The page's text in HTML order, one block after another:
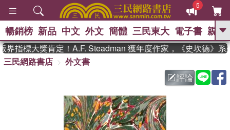
5
GO
父親節 、 如果歷
暑期推薦 、 國際布克
獎 臺灣漫遊錄 、 方念華
登輝時代 、 數學女孩：黎曼猜想
偉大的迷走神經
暢銷榜 新品 中文 外文 簡體 三民東大 電子書 親子
指標大獎肯定！A.F. Steadman 獲年度作家，《史坎德》系
三民網路書店
外文書
評論